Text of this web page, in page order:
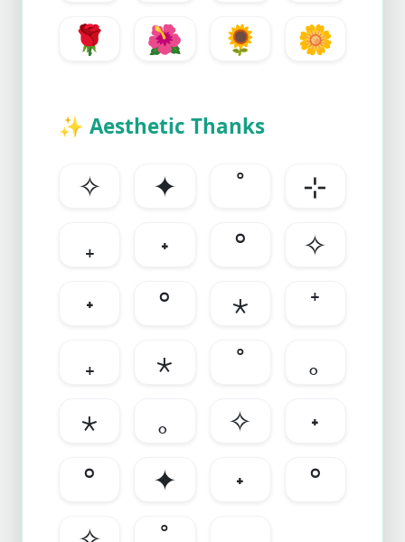
🌹
🌺 🌻 🌼
✨ Aesthetic Thanks
✧ ✦ ˚
⊹
₊
˖ °
✧
˖
° ⋆
⁺
₊
⋆ ˚
｡
⋆
｡ ✧
˖
°
✦ ˖
°